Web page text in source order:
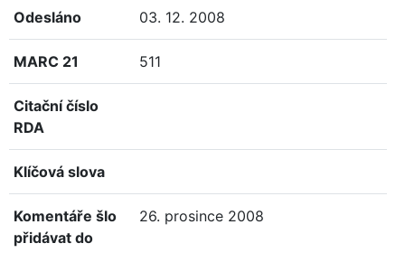
Odesláno 03. 12. 2008
MARC 21 511
Citační číslo
RDA
Klíčová slova
Komentáře šlo
přidávat do
26. prosince 2008